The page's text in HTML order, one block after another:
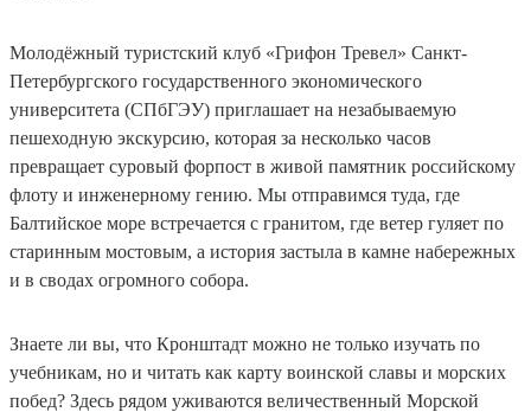
Молодёжный туристский клуб «Грифон Тревел» Санкт-
Петербургского государственного экономического
университета (СПбГЭУ) приглашает на незабываемую
пешеходную экскурсию, которая за несколько часов
превращает суровый форпост в живой памятник российскому
флоту и инженерному гению. Мы отправимся туда, где
Балтийское море встречается с гранитом, где ветер гуляет по
старинным мостовым, а история застыла в камне набережных
и в сводах огромного собора.
Знаете ли вы, что Кронштадт можно не только изучать по
учебникам, но и читать как карту воинской славы и морских
побед? Здесь рядом уживаются величественный Морской